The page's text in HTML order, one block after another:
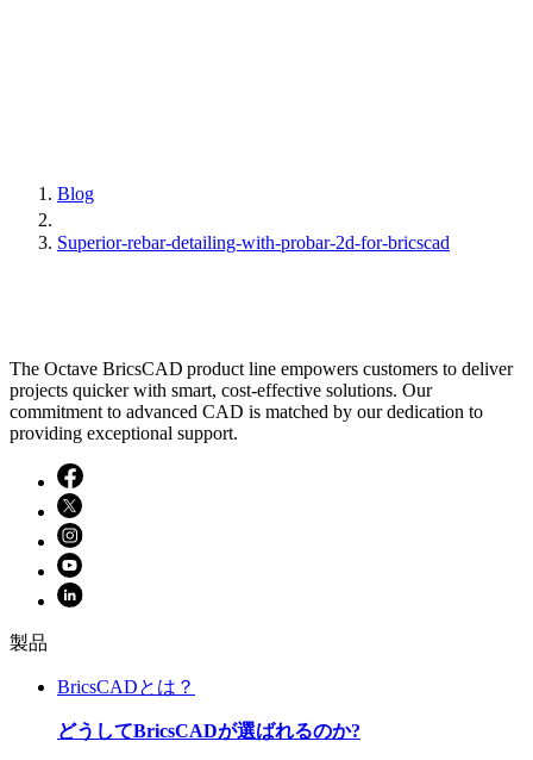
Blog
Superior-rebar-detailing-with-probar-2d-for-bricscad
The Octave BricsCAD product line empowers customers to deliver
projects quicker with smart, cost-effective solutions. Our
commitment to advanced CAD is matched by our dedication to
providing exceptional support.
製品
BricsCADとは？
どうしてBricsCADが選ばれるのか?